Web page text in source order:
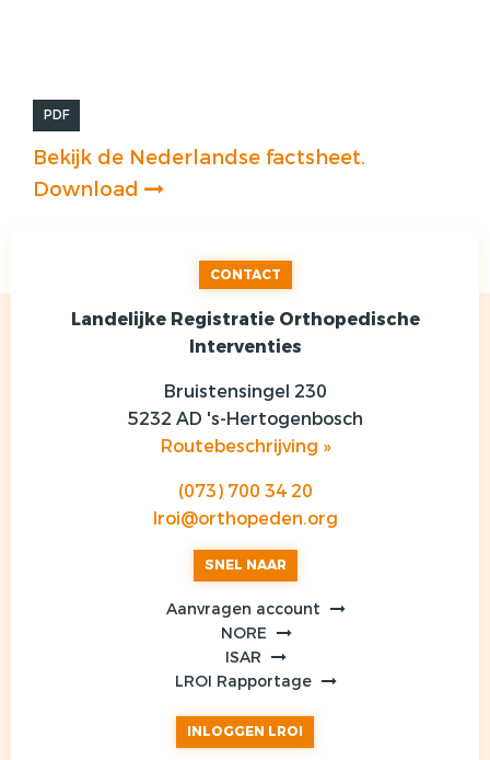
PDF
Bekijk de Nederlandse factsheet.
Download
CONTACT
Landelijke Registratie Orthopedische
Interventies
Bruistensingel 230
5232 AD 's-Hertogenbosch
Routebeschrijving »
(073) 700 34 20
lroi@orthopeden.org
SNEL NAAR
Aanvragen account
NORE
ISAR
LROI Rapportage
INLOGGEN LROI